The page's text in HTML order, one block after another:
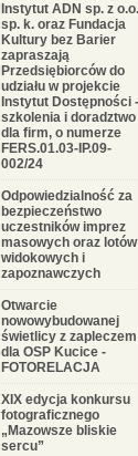
Instytut ADN sp. z o.o.
sp. k. oraz Fundacja
Kultury bez Barier
zapraszają
Przedsiębiorców do
udziału w projekcie
Instytut Dostępności -
szkolenia i doradztwo
dla firm, o numerze
FERS.01.03-IP.09-
002/24
Odpowiedzialność za
bezpieczeństwo
uczestników imprez
masowych oraz lotów
widokowych i
zapoznawczych
Otwarcie
nowowybudowanej
świetlicy z zapleczem
dla OSP Kucice -
FOTORELACJA
XIX edycja konkursu
fotograficznego
„Mazowsze bliskie
sercu”